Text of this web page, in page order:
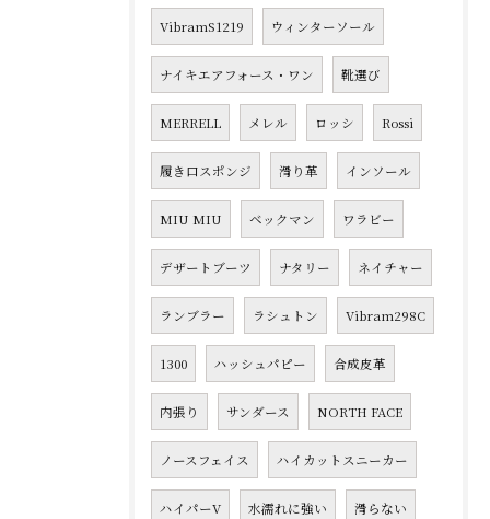
VibramS1219 ウィンターソール
ナイキエアフォース・ワン 靴選び
MERRELL メレル ロッシ Rossi
履き口スポンジ 滑り革 インソール
MIU MIU ベックマン ワラビー
デザートブーツ ナタリー ネイチャー
ランブラー ラシュトン Vibram298C
1300 ハッシュパピー 合成皮革
内張り サンダース NORTH FACE
ノースフェイス ハイカットスニーカー
ハイパーV 水濡れに強い 滑らない